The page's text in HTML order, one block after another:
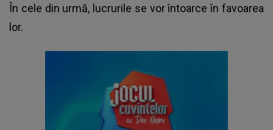
În cele din urmă, lucrurile se vor întoarce în favoarea
lor.